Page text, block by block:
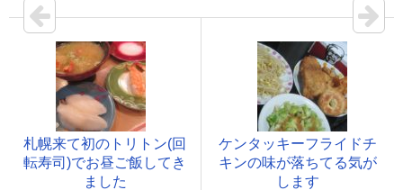
札幌来て初のトリトン(回
転寿司)でお昼ご飯してき
ました
ケンタッキーフライドチ
キンの味が落ちてる気が
します